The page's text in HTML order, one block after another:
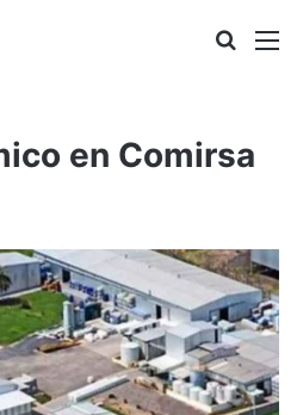
Buscar
en Comirsa